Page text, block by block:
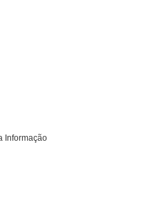
Informação